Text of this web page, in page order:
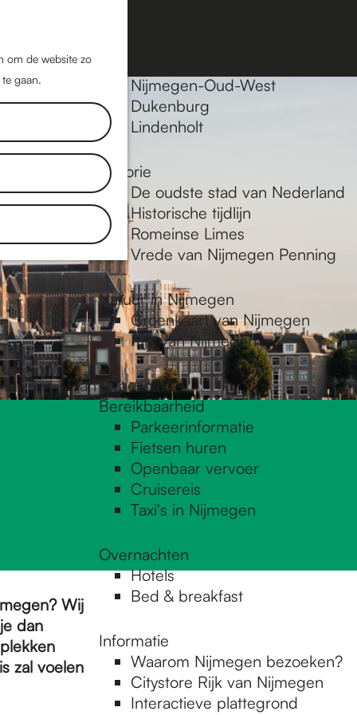
om de website zo
gaan.
o
e
k
n
a
a
r
M
n
Nijmegen-Oud-West
Dukenburg
Lindenholt
Historie
De oudste stad van Nederland
Historische tijdlijn
Romeinse Limes
Vrede van Nijmegen Penning
Natuur in Nijmegen
Groenkaart van Nijmegen
Rijk van Nijmegen
Plan je bezoek
Bereikbaarheid
Parkeerinformatie
Fietsen huren
Openbaar vervoer
Cruisereis
Taxi's in Nijmegen
Overnachten
Hotels
Bed & breakfast
Informatie
Waarom Nijmegen bezoeken?
Citystore Rijk van Nijmegen
Interactieve plattegrond
Wij
dan
zal voelen